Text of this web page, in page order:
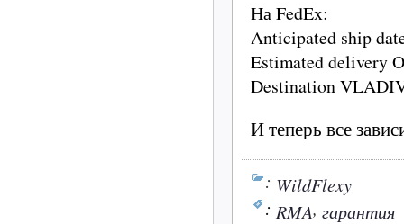
На FedEx:
Anticipated ship
Estimated delivery
Destination
И теперь все
: WildFlexy
: RMA, гарантия